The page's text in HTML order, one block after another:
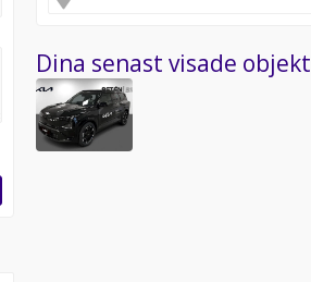
Dina senast visade objekt